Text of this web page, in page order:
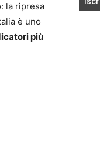
la ripresa
è uno
più